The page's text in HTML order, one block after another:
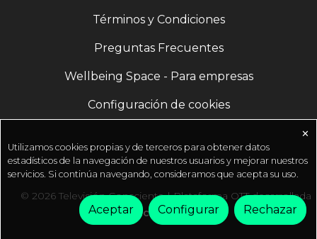
Términos y Condiciones
Preguntas Frecuentes
Wellbeing Space - Para empresas
Configuración de cookies
© 2026 Televisión Consciente | Plataforma OTT desarrollada
porFractal Media
✕
Utilizamos cookies propias y de terceros para obtener datos
estadísticos de la navegación de nuestros usuarios y mejorar nuestros
servicios. Si continúa navegando, consideramos que acepta su uso.
Aceptar Configurar Rechazar